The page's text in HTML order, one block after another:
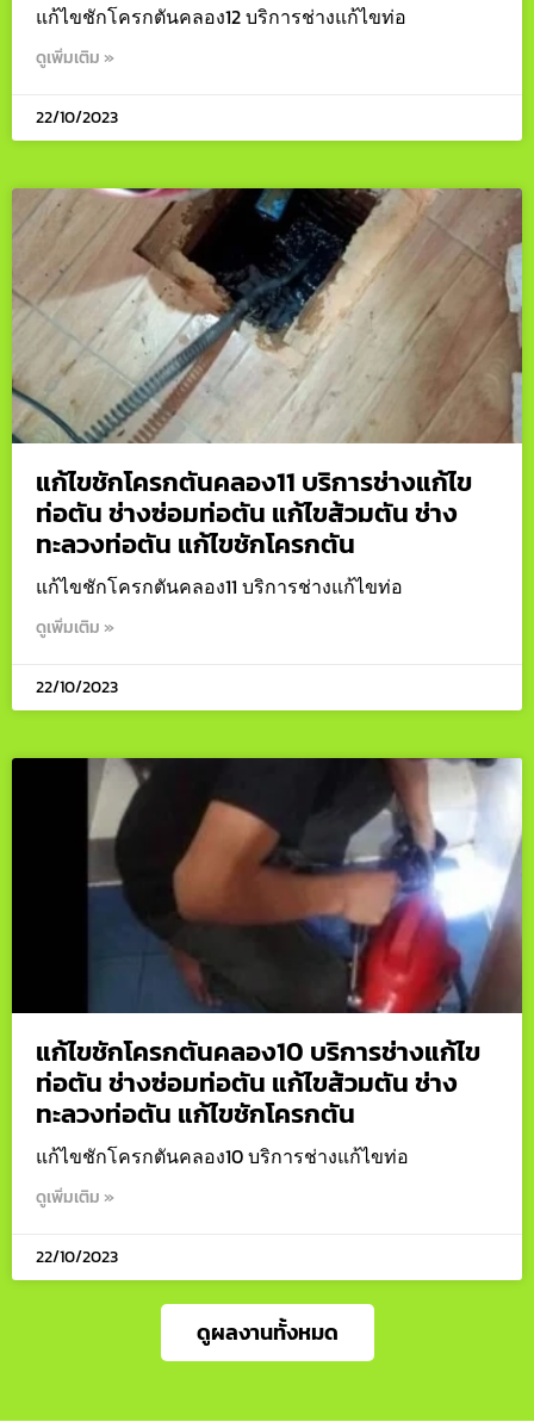
แก้ไขชักโครกตันคลอง12 บริการช่างแก้ไขท่อ
ดูเพิ่มเติม »
22/10/2023
แก้ไขชักโครกตันคลอง11 บริการช่างแก้ไข
ท่อตัน ช่างซ่อมท่อตัน แก้ไขส้วมตัน ช่าง
ทะลวงท่อตัน แก้ไขชักโครกตัน
แก้ไขชักโครกตันคลอง11 บริการช่างแก้ไขท่อ
ดูเพิ่มเติม »
22/10/2023
แก้ไขชักโครกตันคลอง10 บริการช่างแก้ไข
ท่อตัน ช่างซ่อมท่อตัน แก้ไขส้วมตัน ช่าง
ทะลวงท่อตัน แก้ไขชักโครกตัน
แก้ไขชักโครกตันคลอง10 บริการช่างแก้ไขท่อ
ดูเพิ่มเติม »
22/10/2023
ดูผลงานทั้งหมด